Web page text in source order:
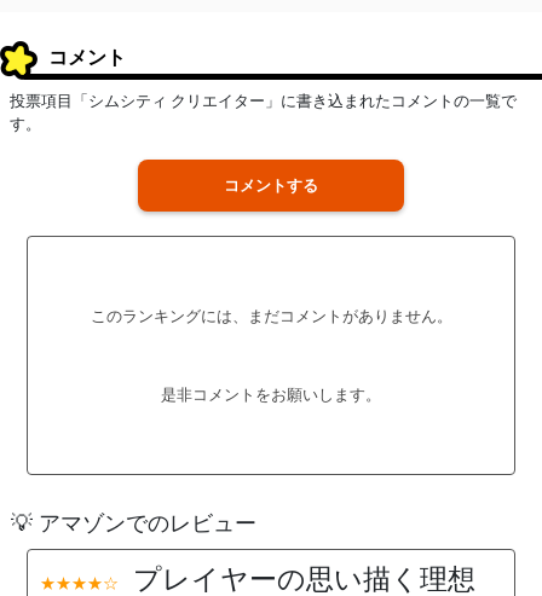
コメント
投票項目「シムシティ クリエイター」に書き込まれたコメントの一覧で
す。
コメントする
このランキングには、まだコメントがありません。
是非コメントをお願いします。
💡 アマゾンでのレビュー
★★★★☆
プレイヤーの思い描く理想